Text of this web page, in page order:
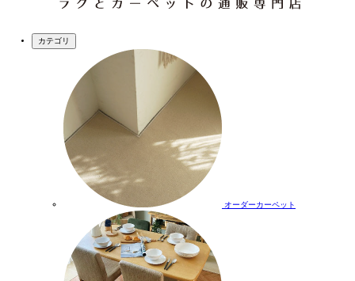
カテゴリ
オーダーカーペット